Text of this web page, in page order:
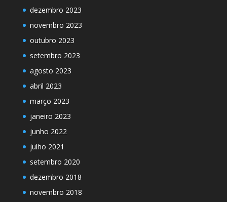
dezembro 2023
novembro 2023
outubro 2023
setembro 2023
agosto 2023
abril 2023
março 2023
janeiro 2023
junho 2022
julho 2021
setembro 2020
dezembro 2018
novembro 2018